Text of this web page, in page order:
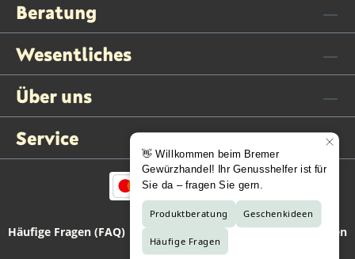
Beratung
Wesentliches
Über uns
Service
Häufige Fragen (FAQ) Kontaktformular Vertrag widerrufen